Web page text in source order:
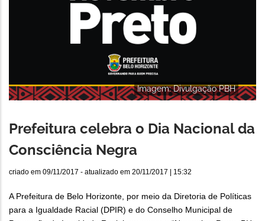
Imagem: Divulgação PBH
Prefeitura celebra o Dia Nacional da
Consciência Negra
criado em 09/11/2017 - atualizado em 20/11/2017 | 15:32
A Prefeitura de Belo Horizonte, por meio da Diretoria de Políticas
para a Igualdade Racial (DPIR) e do Conselho Municipal de